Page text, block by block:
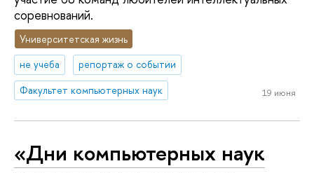
соревнований.
Университетская жизнь
не учеба
репортаж о событии
Факультет компьютерных наук
19 июня
«Дни компьютерных наук